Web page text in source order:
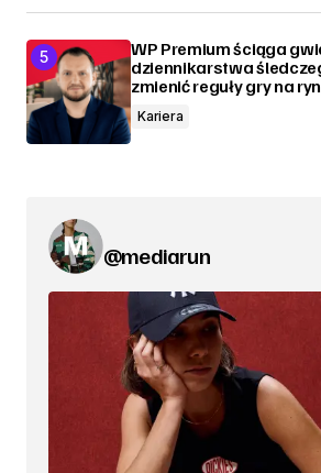
WP Premium ściąga
dziennikarstwa
zmienić reguły gry na
Kariera
@mediarun